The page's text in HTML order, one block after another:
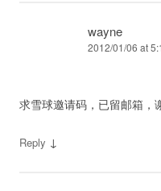
wayne
2012/01/06 at
求雪球邀请码，已留邮箱，
Reply ↓